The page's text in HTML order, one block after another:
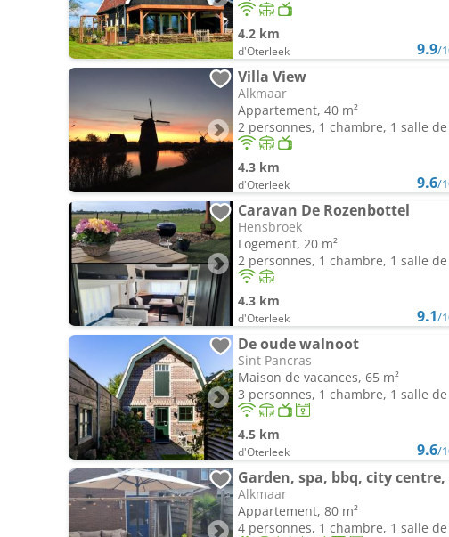
4.2 km
d'Oterleek 9.9/
Villa View
Alkmaar
Appartement, 40 m²
2 personnes, 1 chambre, 1 salle
4.3 km
d'Oterleek 9.6/
Caravan De Rozenbottel
Hensbroek
Logement, 20 m²
2 personnes, 1 chambre, 1 salle
4.3 km
d'Oterleek 9.1/
De oude walnoot
Sint Pancras
Maison de vacances, 65 m²
3 personnes, 1 chambre, 1 salle
4.5 km
d'Oterleek 9.6/
Garden, spa, bbq, city
Alkmaar
Appartement, 80 m²
4 personnes, 1 chambre, 1 salle